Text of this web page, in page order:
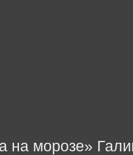
на морозе»